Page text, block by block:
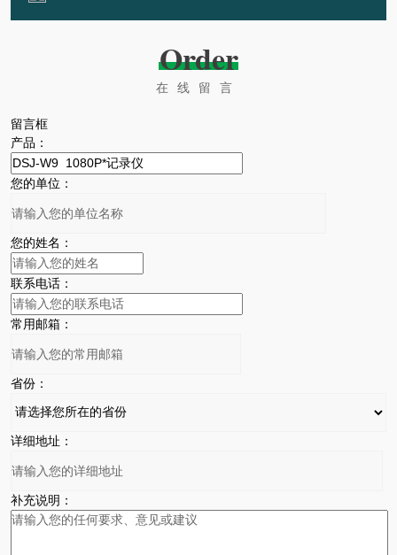
Order
在线留言
留言框
产品：
您的单位：
您的姓名：
联系电话：
常用邮箱：
省份：
详细地址：
补充说明：